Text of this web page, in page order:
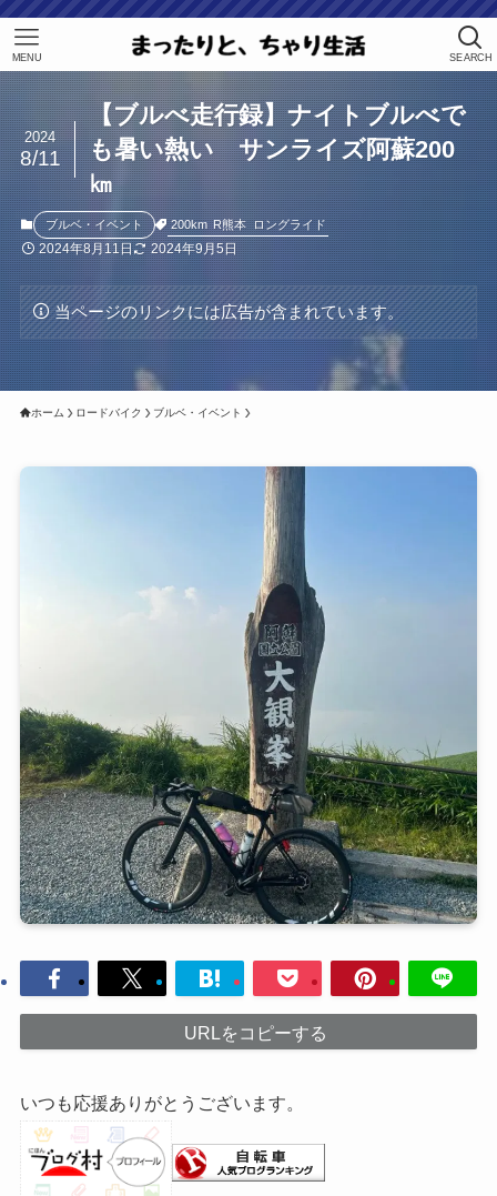
SEARCH
MENU
【ブルべ走行録】ナイトブルべで
も暑い熱い サンライズ阿蘇200
㎞
2024
8/11
ブルベ・イベント 200km R熊本 ロングライド
2024年8月11日 2024年9月5日
当ページのリンクには広告が含まれています。
ホーム ロードバイク ブルベ・イベント
URLをコピーする
いつも応援ありがとうございます。